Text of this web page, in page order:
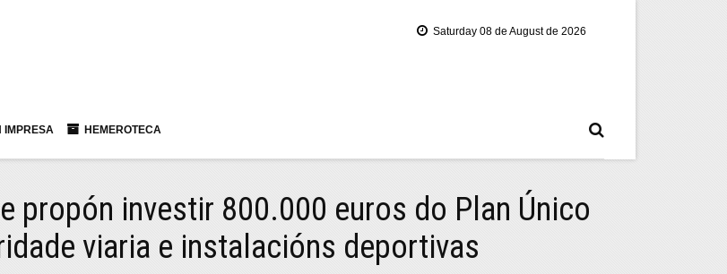
Saturday 08 de August de 2026
IMPRESA HEMEROTECA
propón investir 800.000 euros do Plan Único
viaria e instalacións deportivas